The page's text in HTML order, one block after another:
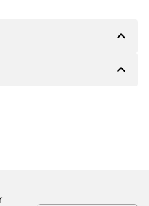
expand_less
wird Ihnen
expand_less